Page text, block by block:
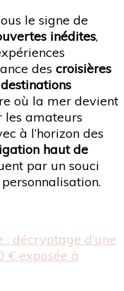
le signe de
inédites,
des croisières
destinations
où la mer devient
amateurs
à l’horizon des
haut de
par un souci
: décryptage d’une
€ exposée à